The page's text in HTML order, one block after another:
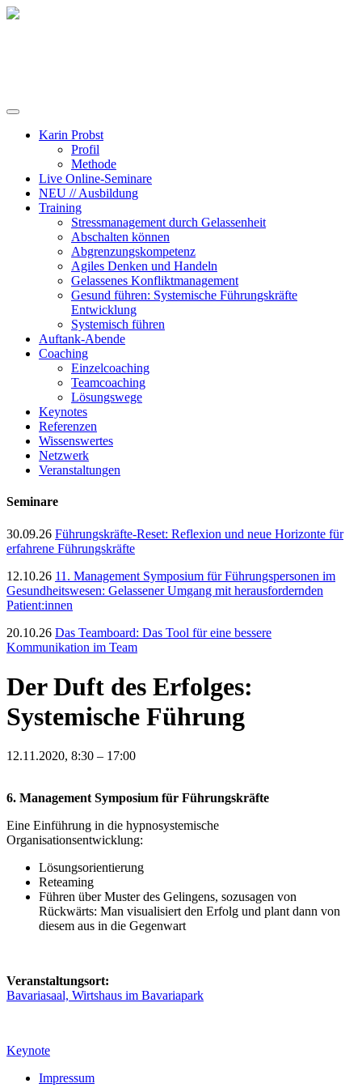
Karin Probst
Profil
Methode
Live Online-Seminare
NEU // Ausbildung
Training
Stressmanagement durch Gelassenheit
Abschalten können
Abgrenzungskompetenz
Agiles Denken und Handeln
Gelassenes Konfliktmanagement
Gesund führen: Systemische Führungskräfte
Entwicklung
Systemisch führen
Auftank-Abende
Coaching
Einzelcoaching
Teamcoaching
Lösungswege
Keynotes
Referenzen
Wissenswertes
Netzwerk
Veranstaltungen
Seminare
30.09.26 Führungskräfte-Reset: Reflexion und neue Horizonte für
erfahrene Führungskräfte
12.10.26 11. Management Symposium für Führungspersonen im
Gesundheitswesen: Gelassener Umgang mit herausfordernden
Patient:innen
20.10.26 Das Teamboard: Das Tool für eine bessere
Kommunikation im Team
Der Duft des Erfolges:
Systemische Führung
12.11.2020, 8:30 – 17:00
6. Management Symposium für Führungskräfte
Eine Einführung in die hypnosystemische
Organisationsentwicklung:
Lösungsorientierung
Reteaming
Führen über Muster des Gelingens, sozusagen von
Rückwärts: Man visualisiert den Erfolg und plant dann von
diesem aus in die Gegenwart
Veranstaltungsort:
Bavariasaal, Wirtshaus im Bavariapark
Keynote
Impressum